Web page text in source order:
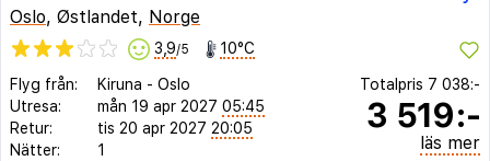
Oslo, Østlandet, Norge
3,9/5 10°C
Flyg från: Kiruna - Oslo
Utresa:
mån 19 apr 2027 05:45
Retur:
tis 20 apr 2027 20:05
Nätter:
1
Totalpris 7 038:-
3 519:-
läs mer